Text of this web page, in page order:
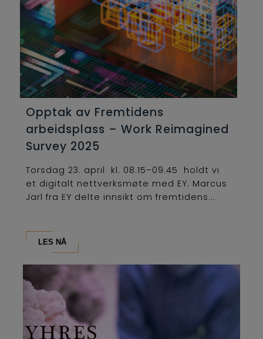
Opptak av Fremtidens
arbeidsplass – Work Reimagined
Survey 2025
Torsdag 23. april kl. 08.15–09.45 holdt vi
et digitalt nettverksmøte med EY. Marcus
Jarl fra EY delte innsikt om fremtidens...
LES NÅ